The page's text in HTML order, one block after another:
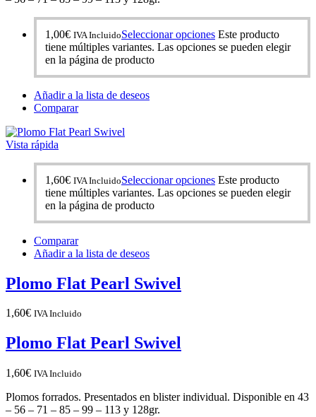
1,00€ IVA IncluidoSeleccionar opciones Este producto
tiene múltiples variantes. Las opciones se pueden elegir
en la página de producto
Añadir a la lista de deseos
Comparar
Vista rápida
1,60€ IVA IncluidoSeleccionar opciones Este producto
tiene múltiples variantes. Las opciones se pueden elegir
en la página de producto
Comparar
Añadir a la lista de deseos
Plomo Flat Pearl Swivel
1,60€ IVA Incluido
Plomo Flat Pearl Swivel
1,60€ IVA Incluido
Plomos forrados. Presentados en blister individual. Disponible en 43
– 56 – 71 – 85 – 99 – 113 y 128gr.